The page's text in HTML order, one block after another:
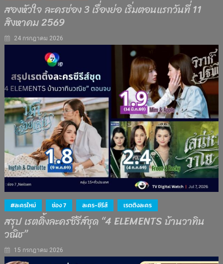
สองหัวใจ ละครช่อง 3 เรื่องย่อ เริ่มตอนแรกวันที่ 11
สิงหาคม 2569
24 กรกฎาคม 2026
#ละครใหม่ ช่อง 7 ละคร-ซีรีส์ เรตติงละคร
สรุป เรตติ้งละครซีรีส์ชุด “4 ELEMENTS บ้านวาทิน
วณิช”
15 กรกฎาคม 2026